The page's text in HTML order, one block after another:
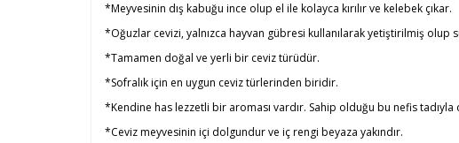
*Meyvesinin dış kabuğu ince olup el ile kolayca kırılır ve kelebek çıkar.
*Oğuzlar cevizi, yalnızca hayvan gübresi kullanılarak yetiştirilmiş olup
*Tamamen doğal ve yerli bir ceviz türüdür.
*Sofralık için en uygun ceviz türlerinden biridir.
*Kendine has lezzetli bir aroması vardır. Sahip olduğu bu nefis
*Ceviz meyvesinin içi dolgundur ve iç rengi beyaza yakındır.